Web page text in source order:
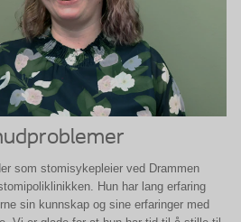
som stomisykepleier ved Drammen
Hun har lang erfaring
sin kunnskap og sine erfaringer med